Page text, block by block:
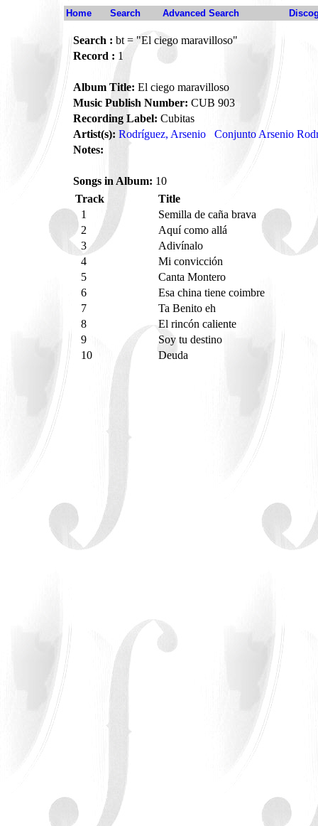
Home Search Advanced Search
Search : bt = "El ciego maravilloso"
Record : 1
Album Title: El ciego maravilloso
Music Publish Number: CUB 903
Recording Label: Cubitas
Artist(s): Rodríguez, Arsenio
Conjunto Arsenio
Notes:
Songs in Album: 10
Track
Title
1
Semilla de caña brava
2
Aquí como allá
3
Adivínalo
4
Mi convicción
5
Canta Montero
6
Esa china tiene coimbre
7
Ta Benito eh
8
El rincón caliente
9
Soy tu destino
10
Deuda